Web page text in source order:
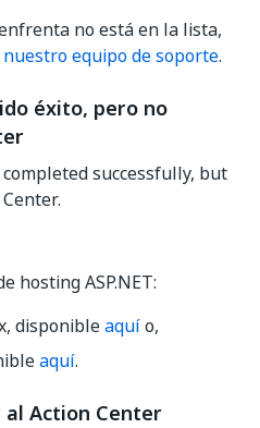
no está en la lista,
nuestro equipo de soporte.
éxito, pero no
successfully, but
hosting ASP.NET:
disponibleaquío,
aquí.
al Action Center